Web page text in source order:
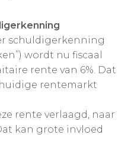
schuldigerkenning
wordt nu fiscaal
rente van 6%. Dat
rentemarkt
rente verlaagd, naar
kan grote invloed